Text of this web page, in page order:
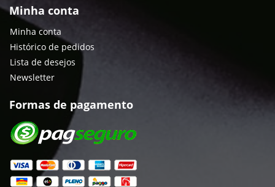
Minha conta
Minha conta
Histórico de pedidos
Lista de desejos
Newsletter
Formas de pagamento